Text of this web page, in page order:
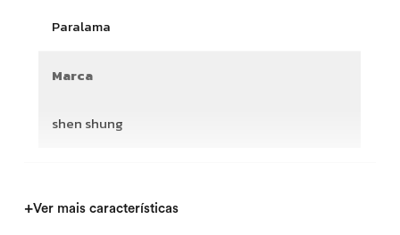
Paralama
Marca
shen shung
+Ver mais características